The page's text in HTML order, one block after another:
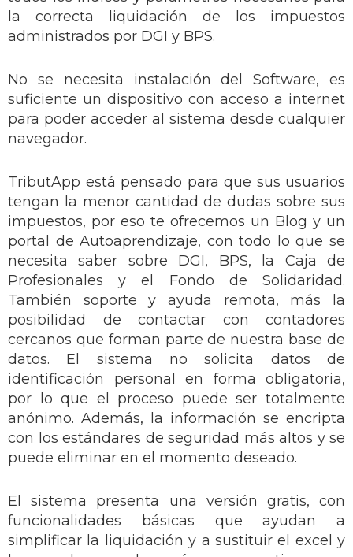
la correcta liquidación de los impuestos
administrados por DGI y BPS.
No se necesita instalación del Software, es
suficiente un dispositivo con acceso a internet
para poder acceder al sistema desde cualquier
navegador.
TributApp está pensado para que sus usuarios
tengan la menor cantidad de dudas sobre sus
impuestos, por eso te ofrecemos un Blog y un
portal de Autoaprendizaje, con todo lo que se
necesita saber sobre DGI, BPS, la Caja de
Profesionales y el Fondo de Solidaridad.
También soporte y ayuda remota, más la
posibilidad de contactar con contadores
cercanos que forman parte de nuestra base de
datos. El sistema no solicita datos de
identificación personal en forma obligatoria,
por lo que el proceso puede ser totalmente
anónimo. Además, la información se encripta
con los estándares de seguridad más altos y se
puede eliminar en el momento deseado.
El sistema presenta una versión gratis, con
funcionalidades básicas que ayudan a
simplificar la liquidación y a sustituir el excel y